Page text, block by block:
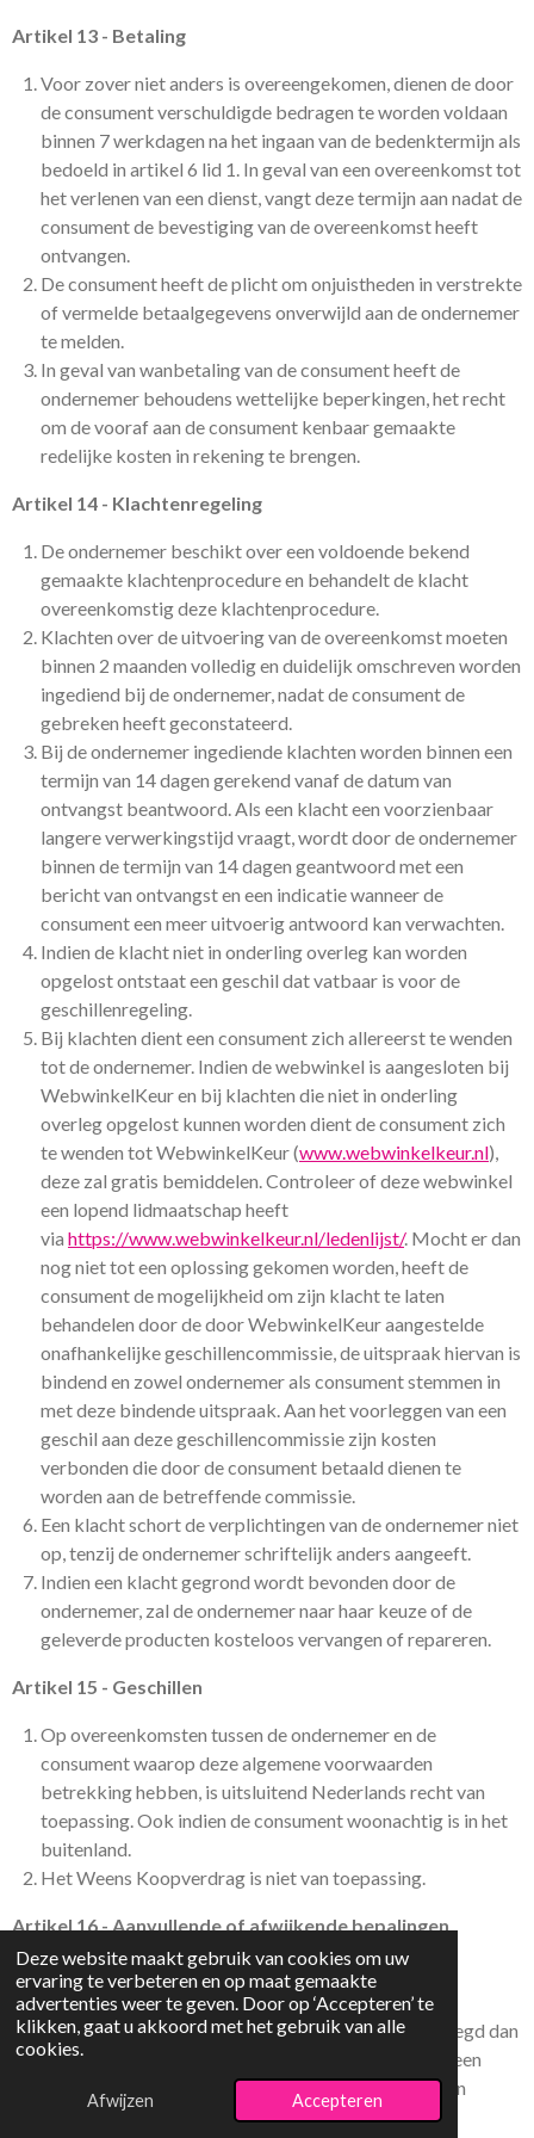
Deze website maakt gebruik van cookies om uw
ervaring te verbeteren en op maat gemaakte
advertenties weer te geven. Door op ‘Accepteren’ te
klikken, gaat u akkoord met het gebruik van alle
cookies.
Afwijzen Accepteren
Artikel 13 - Betaling
Voor zover niet anders is overeengekomen, dienen de door
de consument verschuldigde bedragen te worden voldaan
binnen 7 werkdagen na het ingaan van de bedenktermijn als
bedoeld in artikel 6 lid 1. In geval van een overeenkomst tot
het verlenen van een dienst, vangt deze termijn aan nadat de
consument de bevestiging van de overeenkomst heeft
ontvangen.
De consument heeft de plicht om onjuistheden in verstrekte
of vermelde betaalgegevens onverwijld aan de ondernemer
te melden.
In geval van wanbetaling van de consument heeft de
ondernemer behoudens wettelijke beperkingen, het recht
om de vooraf aan de consument kenbaar gemaakte
redelijke kosten in rekening te brengen.
Artikel 14 - Klachtenregeling
De ondernemer beschikt over een voldoende bekend
gemaakte klachtenprocedure en behandelt de klacht
overeenkomstig deze klachtenprocedure.
Klachten over de uitvoering van de overeenkomst moeten
binnen 2 maanden volledig en duidelijk omschreven worden
ingediend bij de ondernemer, nadat de consument de
gebreken heeft geconstateerd.
Bij de ondernemer ingediende klachten worden binnen een
termijn van 14 dagen gerekend vanaf de datum van
ontvangst beantwoord. Als een klacht een voorzienbaar
langere verwerkingstijd vraagt, wordt door de ondernemer
binnen de termijn van 14 dagen geantwoord met een
bericht van ontvangst en een indicatie wanneer de
consument een meer uitvoerig antwoord kan verwachten.
Indien de klacht niet in onderling overleg kan worden
opgelost ontstaat een geschil dat vatbaar is voor de
geschillenregeling.
Bij klachten dient een consument zich allereerst te wenden
tot de ondernemer. Indien de webwinkel is aangesloten bij
WebwinkelKeur en bij klachten die niet in onderling
overleg opgelost kunnen worden dient de consument zich
te wenden tot WebwinkelKeur (www.webwinkelkeur.nl),
deze zal gratis bemiddelen. Controleer of deze webwinkel
een lopend lidmaatschap heeft
via https://www.webwinkelkeur.nl/ledenlijst/. Mocht er dan
nog niet tot een oplossing gekomen worden, heeft de
consument de mogelijkheid om zijn klacht te laten
behandelen door de door WebwinkelKeur aangestelde
onafhankelijke geschillencommissie, de uitspraak hiervan is
bindend en zowel ondernemer als consument stemmen in
met deze bindende uitspraak. Aan het voorleggen van een
geschil aan deze geschillencommissie zijn kosten
verbonden die door de consument betaald dienen te
worden aan de betreffende commissie.
Een klacht schort de verplichtingen van de ondernemer niet
op, tenzij de ondernemer schriftelijk anders aangeeft.
Indien een klacht gegrond wordt bevonden door de
ondernemer, zal de ondernemer naar haar keuze of de
geleverde producten kosteloos vervangen of repareren.
Artikel 15 - Geschillen
Op overeenkomsten tussen de ondernemer en de
consument waarop deze algemene voorwaarden
betrekking hebben, is uitsluitend Nederlands recht van
toepassing. Ook indien de consument woonachtig is in het
buitenland.
Het Weens Koopverdrag is niet van toepassing.
Artikel 16 - Aanvullende of afwijkende bepalingen
Aanvullende dan wel van deze algemene voorwaarden
afwijkende bepalingen mogen niet ten nadele van de
consument zijn en dienen schriftelijk te worden vastgelegd dan
wel op zodanige wijze dat deze door de consument op een
toegankelijke manier kunnen worden opgeslagen op een
duurzame gegevensdrager.